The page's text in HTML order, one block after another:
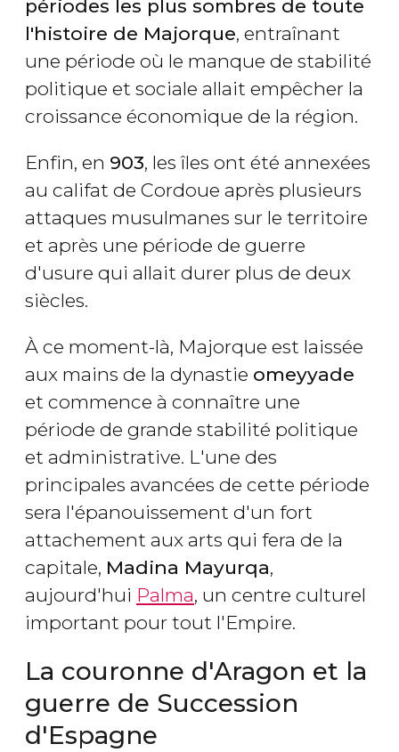
périodes les plus sombres de toute
l'histoire de Majorque, entraînant
une période où le manque de stabilité
politique et sociale allait empêcher la
croissance économique de la région.
Enfin, en 903, les îles ont été annexées
au califat de Cordoue après plusieurs
attaques musulmanes sur le territoire
et après une période de guerre
d'usure qui allait durer plus de deux
siècles.
À ce moment-là, Majorque est laissée
aux mains de la dynastie omeyyade
et commence à connaître une
période de grande stabilité politique
et administrative. L'une des
principales avancées de cette période
sera l'épanouissement d'un fort
attachement aux arts qui fera de la
capitale, Madina Mayurqa,
aujourd'hui Palma, un centre culturel
important pour tout l'Empire.
La couronne d'Aragon et la
guerre de Succession
d'Espagne